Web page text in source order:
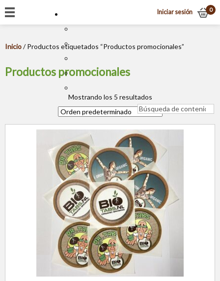
Iniciar sesión 0
Inicio/ Productos etiquetados “Productos promocionales”
Productos promocionales
Mostrando los 5 resultados